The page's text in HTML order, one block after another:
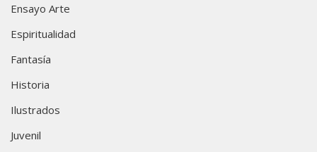
Ensayo Arte
Espiritualidad
Fantasía
Historia
Ilustrados
Juvenil